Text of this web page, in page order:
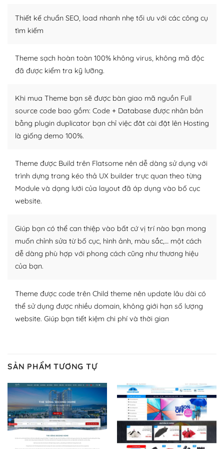
WordPress là nơi lưu trữ cho một diễn đàn cộng đồng
khổng lồ được kiểm duyệt bởi các nhân viên và những
Nếu bạn gặp khó khăn, bạn có thể lên mạng và tìm
kiếm những cộng đồng WordPress, họ sẽ giúp bạn trả
Cộng đồng sử dụng WordPress sẵn sàng hỗ trợ bạn
– Đa dạng plugin và themes
WordPress để tăng thêm các tính năng cần thiết. Có
nhiều plugin trả phí hoặc miễn phí.
Nhờ lượng người dùng đông đảo, thư viện themes và
plugin của WordPress rất phong phú. Bạn có thể thỏa
lập website của mình.
WordPress đa dạng plugin và themes
– Dễ sử dụng
Với mọi Hosting bất kỳ thì WordPress đều có thể dễ
dàng thiết lập vì thực tế nó đã cung cấp khoảng 60%
toàn bộ web.
Dễ dàng lựa chọn Hosting cho website WordPress
– Bảo mật cực tốt
Vì WordPress hiện là nền tảng xây dựng trang web và
blog lớn nhất trên thế giới, quan trọng nhất là bảo vệ
nội dung của mình khỏi các cuộc tấn công spam.
Thiết kế chuẩn SEO, load nhanh nhẹ tối ưu với các công cụ
tìm kiếm
Theme sạch hoàn toàn 100% không virus, không mã độc
đã được kiểm tra kỹ lưỡng.
Khi mua Theme bạn sẽ được bàn giao mã nguồn Full
source code bao gồm: Code + Database được nhân bản
bằng plugin duplicator bạn chỉ việc đăt cài đặt lên Hosting
là giống demo 100%.
Theme được Build trên Flatsome nên dễ dàng sử dụng với
trình dựng trang kéo thả UX builder trực quan theo từng
Module và dạng lưới của layout đã áp dụng vào bố cục
website.
Giúp bạn có thể can thiệp vào bất cứ vị trí nào bạn mong
muốn chỉnh sửa từ bố cục, hình ảnh, màu sắc,… một cách
dễ dàng phù hợp với phong cách cũng như thương hiệu
của bạn.
Theme được code trên Child theme nên update lâu dài có
thể sử dụng được nhiều domain, không giới hạn số lượng
website. Giúp bạn tiết kiệm chi phí và thời gian
SẢN PHẨM TƯƠNG TỰ